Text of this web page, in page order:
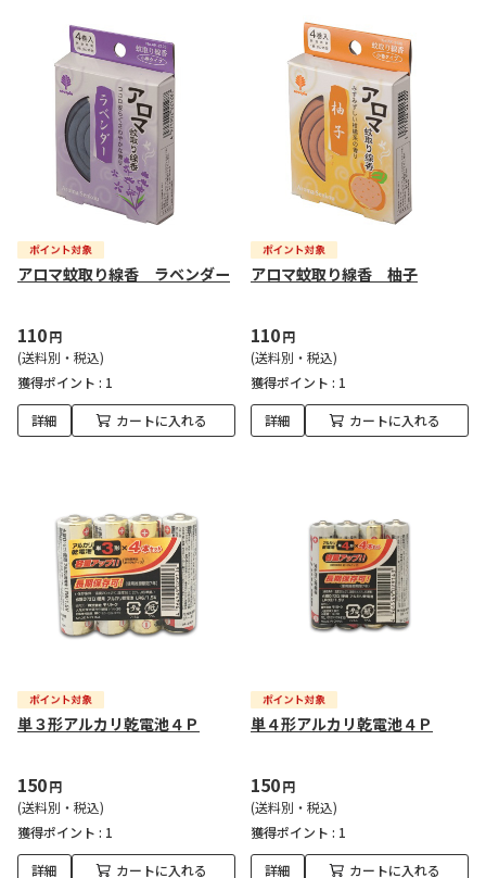
アロマ蚊取り線香 ラベンダー
110円
(送料別・税込)
獲得ポイント : 1
詳細 カートに入れる
アロマ蚊取り線香 柚子
110円
(送料別・税込)
獲得ポイント : 1
詳細 カートに入れる
単３形アルカリ乾電池４Ｐ
150円
(送料別・税込)
獲得ポイント : 1
詳細 カートに入れる
単４形アルカリ乾電池４Ｐ
150円
(送料別・税込)
獲得ポイント : 1
詳細 カートに入れる